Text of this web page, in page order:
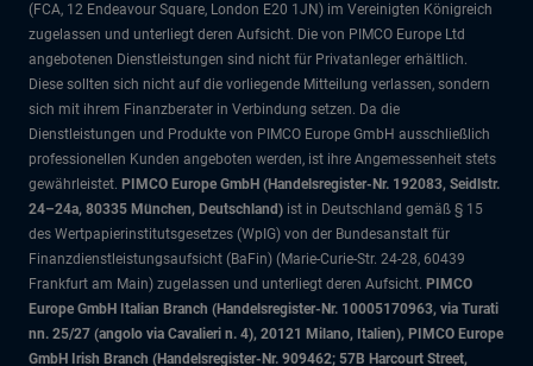
(FCA, 12 Endeavour Square, London E20 1JN) im Vereinigten Königreich
zugelassen und unterliegt deren Aufsicht. Die von PIMCO Europe Ltd
angebotenen Dienstleistungen sind nicht für Privatanleger erhältlich.
Diese sollten sich nicht auf die vorliegende Mitteilung verlassen, sondern
sich mit ihrem Finanzberater in Verbindung setzen. Da die
Dienstleistungen und Produkte von PIMCO Europe GmbH ausschließlich
professionellen Kunden angeboten werden, ist ihre Angemessenheit stets
gewährleistet. PIMCO Europe GmbH (Handelsregister-Nr. 192083, Seidlstr.
24–24a, 80335 München, Deutschland) ist in Deutschland gemäß § 15
des Wertpapierinstitutsgesetzes (WpIG) von der Bundesanstalt für
Finanzdienstleistungsaufsicht (BaFin) (Marie-Curie-Str. 24-28, 60439
Frankfurt am Main) zugelassen und unterliegt deren Aufsicht. PIMCO
Europe GmbH Italian Branch (Handelsregister-Nr. 10005170963, via Turati
nn. 25/27 (angolo via Cavalieri n. 4), 20121 Milano, Italien), PIMCO Europe
GmbH Irish Branch (Handelsregister-Nr. 909462; 57B Harcourt Street,